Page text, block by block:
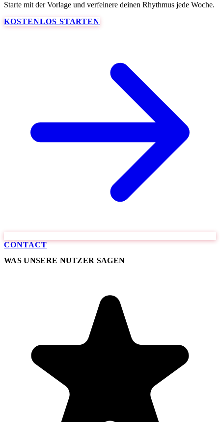
Starte mit der Vorlage und verfeinere deinen Rhythmus jede Woche.
KOSTENLOS STARTEN
CONTACT
WAS UNSERE NUTZER SAGEN